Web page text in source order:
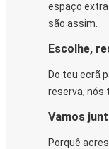
espaço
são assim.
Escolhe,
Do teu ecrã
reserva, nós
Vamos
Porquê